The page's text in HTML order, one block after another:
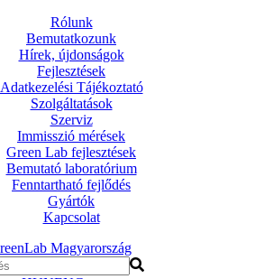
Rólunk
Bemutatkozunk
Hírek, újdonságok
Fejlesztések
Adatkezelési Tájékoztató
Szolgáltatások
Szerviz
Immisszió mérések
Green Lab fejlesztések
Bemutató laboratórium
Fenntartható fejlődés
Gyártók
Kapcsolat